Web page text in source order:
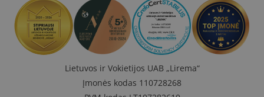
Lietuvos ir Vokietijos UAB „Lirema“
Įmonės kodas 110728268